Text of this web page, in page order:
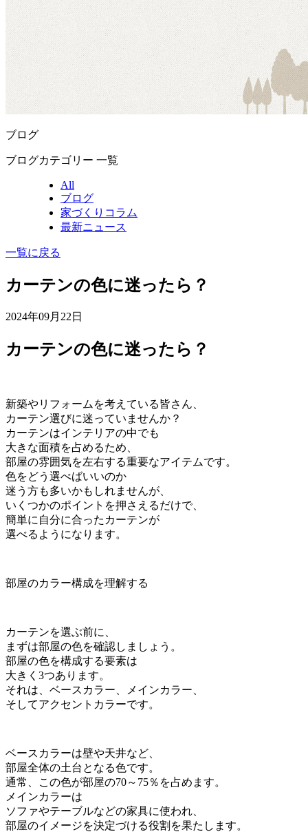
ブログ
ブログカテゴリー 一覧
All
ブログ
家づくりコラム
最新ニュース
一覧に戻る
カーテンの色に迷ったら？
2024年09月22日
カーテンの色に迷ったら？
新築やリフォームを考えている皆さん、
カーテン選びに迷っていませんか？
カーテンはインテリアの中でも
大きな面積を占めるため、
部屋の雰囲気を左右する重要なアイテムです。
色をどう選べばいいのか
迷う方も多いかもしれませんが、
いくつかのポイントを押さえるだけで、
簡単に自分に合ったカーテンが
選べるようになります。
部屋のカラー構成を理解する
カーテンを選ぶ前に、
まずは部屋の色を確認しましょう。
部屋の色を構成する要素は
大きく3つあります。
それは、ベースカラー、メインカラー、
そしてアクセントカラーです。
ベースカラーは壁や天井など、
部屋全体の土台となる色です。
通常、この色が部屋の70～75％を占めます。
メインカラーは
ソファやテーブルなどの家具に使われ、
部屋のイメージを決定づける役割を果たします。